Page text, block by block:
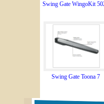
Swing Gate WingoKit
Swing Gate Toona 7